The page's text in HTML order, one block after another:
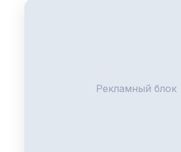
Рекламный блок